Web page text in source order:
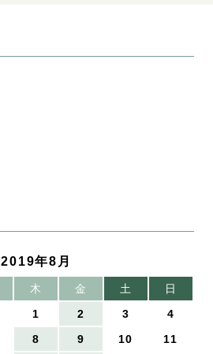
2019年8月
木 金 土
日
1
2 3
4
8 9 10
11